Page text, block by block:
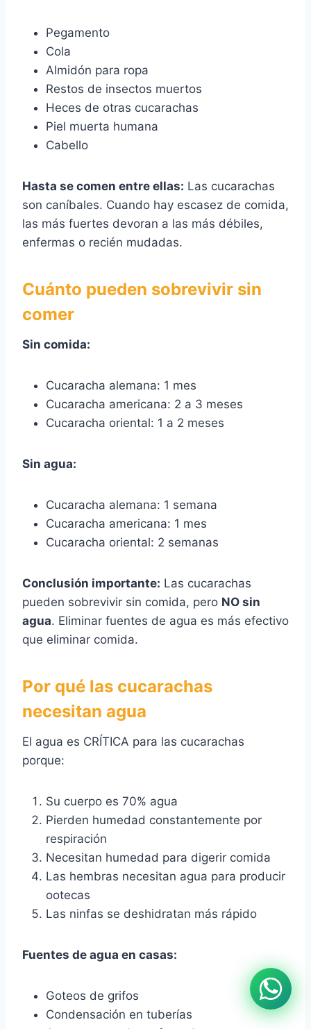
Pegamento
Cola
Almidón para ropa
Restos de insectos muertos
Heces de otras cucarachas
Piel muerta humana
Cabello
Hasta se comen entre ellas: Las cucarachas
son caníbales. Cuando hay escasez de comida,
las más fuertes devoran a las más débiles,
enfermas o recién mudadas.
Cuánto pueden sobrevivir sin
comer
Sin comida:
Cucaracha alemana: 1 mes
Cucaracha americana: 2 a 3 meses
Cucaracha oriental: 1 a 2 meses
Sin agua:
Cucaracha alemana: 1 semana
Cucaracha americana: 1 mes
Cucaracha oriental: 2 semanas
Conclusión importante: Las cucarachas
pueden sobrevivir sin comida, pero NO sin
agua. Eliminar fuentes de agua es más efectivo
que eliminar comida.
Por qué las cucarachas
necesitan agua
El agua es CRÍTICA para las cucarachas
porque:
Su cuerpo es 70% agua
Pierden humedad constantemente por
respiración
Necesitan humedad para digerir comida
Las hembras necesitan agua para producir
ootecas
Las ninfas se deshidratan más rápido
Fuentes de agua en casas:
Goteos de grifos
Condensación en tuberías